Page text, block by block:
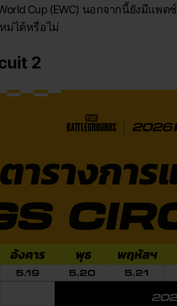
Cup (EWC) นอกจากนี้ยังมีแ
ม่ได้หรือไม่
2